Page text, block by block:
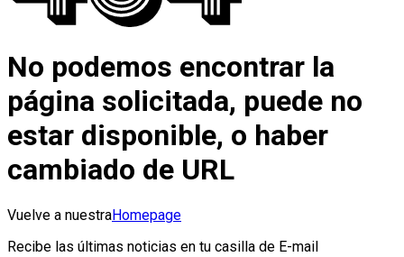
No podemos encontrar la
página solicitada, puede no
estar disponible, o haber
cambiado de URL
Vuelve a nuestraHomepage
Recibe las últimas noticias en tu casilla de E-mail